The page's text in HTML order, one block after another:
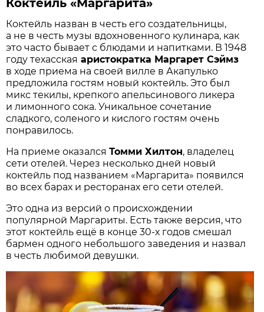
Коктейль «Маргарита»
Коктейль назван в честь его создательницы,
а не в честь музы вдохновенного кулинара, как
это часто бывает с блюдами и напитками. В 1948
году техасская аристократка Маргарет Сэймз
в ходе приема на своей вилле в Акапулько
предложила гостям новый коктейль. Это был
микс текилы, крепкого апельсинового ликера
и лимонного сока. Уникальное сочетание
сладкого, соленого и кислого гостям очень
понравилось.
На приеме оказалсяТомми Хилтон, владелец
сети отелей. Через несколько дней новый
коктейль под названием «Маргарита» появился
во всех барах и ресторанах его сети отелей.
Это одна из версий о происхождении
популярной Маргариты. Есть также версия, что
этот коктейль ещё в конце 30-х годов смешал
бармен одного небольшого заведения и назвал
в честь любимой девушки.